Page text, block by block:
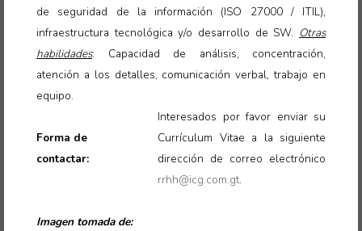
de seguridad de la información (ISO 27000 / ITIL),
infraestructura tecnológica y/o desarrollo de SW. Otras
habilidades: Capacidad de análisis, concentración,
atención a los detalles, comunicación verbal, trabajo en
equipo.
Forma de
contactar:
Imagen tomada de:
Interesados por favor enviar su
Currículum Vitae a la siguiente
dirección de correo electrónico
rrhh@icg.com.gt.